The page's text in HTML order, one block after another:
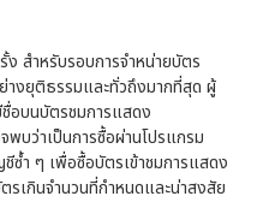
สำหรับรอบการจำหน่ายบัตร
างยุติธรรมและทั่วถึงมากที่สุด ผู้
อบนบัตรชมการแสดง
บว่าเป็นการซื้อผ่านโปรแกรม
ซ้ำ ๆ เพื่อซื้อบัตรเข้าชมการแสดง
รเกินจำนวนที่กำหนดและน่าสงสัย